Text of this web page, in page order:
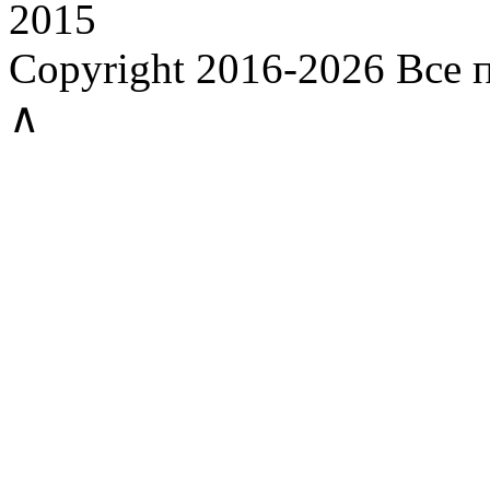
2015
Copyright 2016-2026 Все
∧